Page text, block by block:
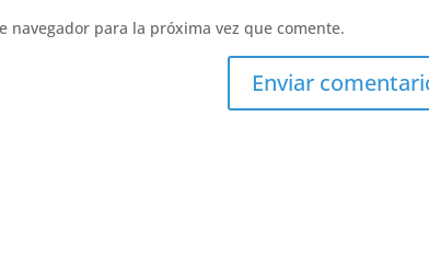
navegador para la próxima vez que comente.